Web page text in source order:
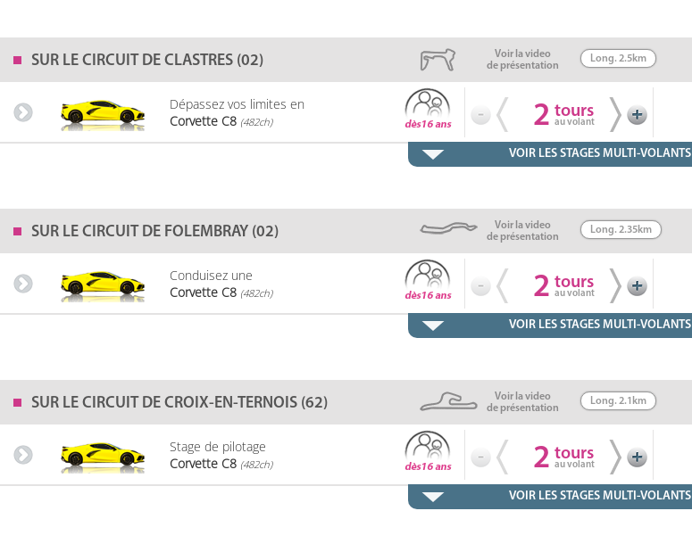
SUR LE CIRCUIT DE CLASTRES (02)
Voir la video
de présentation
Long. 2.5km
Dépassez vos limites en
Corvette C8 (482ch) 2 tours
au volant
VOIR LES STAGES MULTI-VOLANTS
SUR LE CIRCUIT DE FOLEMBRAY (02)
Voir la video
de présentation
Long. 2.35km
Conduisez une
Corvette C8 (482ch) 2 tours
au volant
VOIR LES STAGES MULTI-VOLANTS
SUR LE CIRCUIT DE CROIX-EN-TERNOIS (62)
Voir la video
de présentation
Long. 2.1km
Stage de pilotage
Corvette C8 (482ch) 2 tours
au volant
VOIR LES STAGES MULTI-VOLANTS